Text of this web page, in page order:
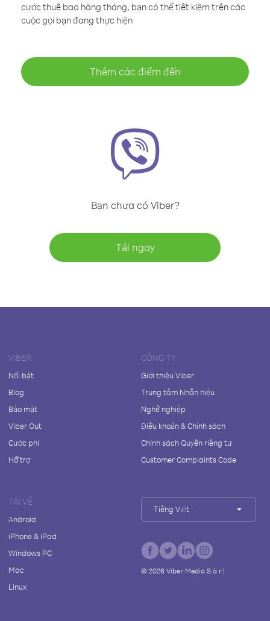
cước thuê bao hàng tháng, bạn có thể tiết kiệm trên các
cuộc gọi bạn đang thực hiện
Thêm các điểm đến
Bạn chưa có Viber?
Tải ngay
VIBER
Nổi bật
Blog
Bảo mật
Viber Out
Cước phí
Hỗ trợ
CÔNG TY
Giới thiệu Viber
Trung tâm Nhãn hiệu
Nghề nghiệp
Điều khoản & Chính sách
Chính sách Quyền riêng tư
Customer Complaints Code
TẢI VỀ
Android
iPhone & iPad
Windows PC
Mac
Linux
Tiếng Việt
© 2026Viber Media S.à r.l.